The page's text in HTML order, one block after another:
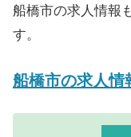
船橋市の求人情報
す。
船橋市の求人情